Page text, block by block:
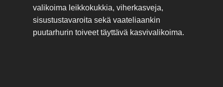
valikoima leikkokukkia, viherkasveja,
sisustustavaroita sekä vaateliaankin
puutarhurin toiveet täyttävä kasvivalikoima.